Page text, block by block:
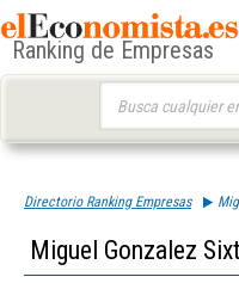
Ranking de Empresas
Directorio Ranking Empresas
Miguel Gonzalez